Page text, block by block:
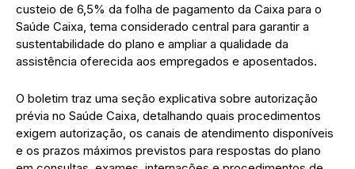
custeio de 6,5% da folha de pagamento da Caixa para o
Saúde Caixa, tema considerado central para garantir a
sustentabilidade do plano e ampliar a qualidade da
assistência oferecida aos empregados e aposentados.
O boletim traz uma seção explicativa sobre autorização
prévia no Saúde Caixa, detalhando quais procedimentos
exigem autorização, os canais de atendimento disponíveis
e os prazos máximos previstos para respostas do plano